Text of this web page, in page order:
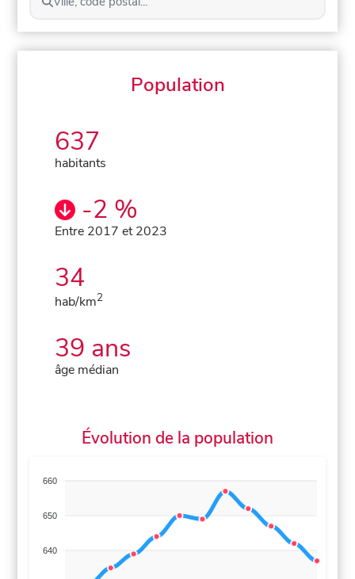
Population
637
habitants
-2 %
Entre 2017 et 2023
34
hab/km2
39 ans
âge médian
Évolution de la population
660
650
640